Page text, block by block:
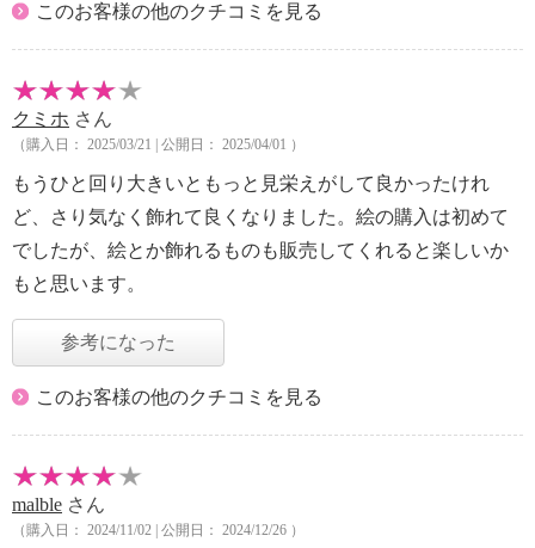
このお客様の他のクチコミを見る
クミホ さん
（購入日： 2025/03/21 | 公開日： 2025/04/01 ）
もうひと回り大きいともっと見栄えがして良かったけれ
ど、さり気なく飾れて良くなりました。絵の購入は初めて
でしたが、絵とか飾れるものも販売してくれると楽しいか
もと思います。
参考になった
このお客様の他のクチコミを見る
malble さん
（購入日： 2024/11/02 | 公開日： 2024/12/26 ）